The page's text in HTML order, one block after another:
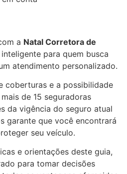
a Natal Corretora de
para quem busca
atendimento personalizado.
coberturas e a possibilidade
de 15 seguradoras
da vigência do seguro atual
garante que você encontrará
seu veículo.
e orientações deste guia,
para tomar decisões